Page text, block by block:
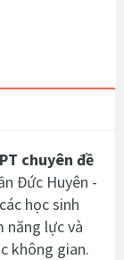
chuyên đề
Đức Huyên -
học sinh
năng lực và
không gian.